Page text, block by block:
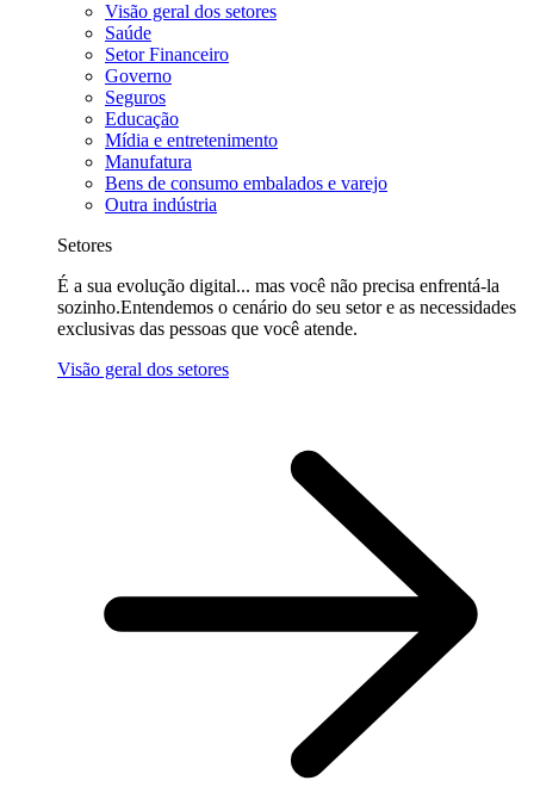
Visão geral dos setores
Saúde
Setor Financeiro
Governo
Seguros
Educação
Mídia e entretenimento
Manufatura
Bens de consumo embalados e varejo
Outra indústria
Setores
É a sua evolução digital... mas você não precisa enfrentá-la
sozinho.Entendemos o cenário do seu setor e as necessidades
exclusivas das pessoas que você atende.
Visão geral dos setores